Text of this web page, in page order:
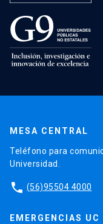
MESA CENTRAL
Teléfono para
Universidad.
phone (56)95504 4000
EMERGENCIAS UC